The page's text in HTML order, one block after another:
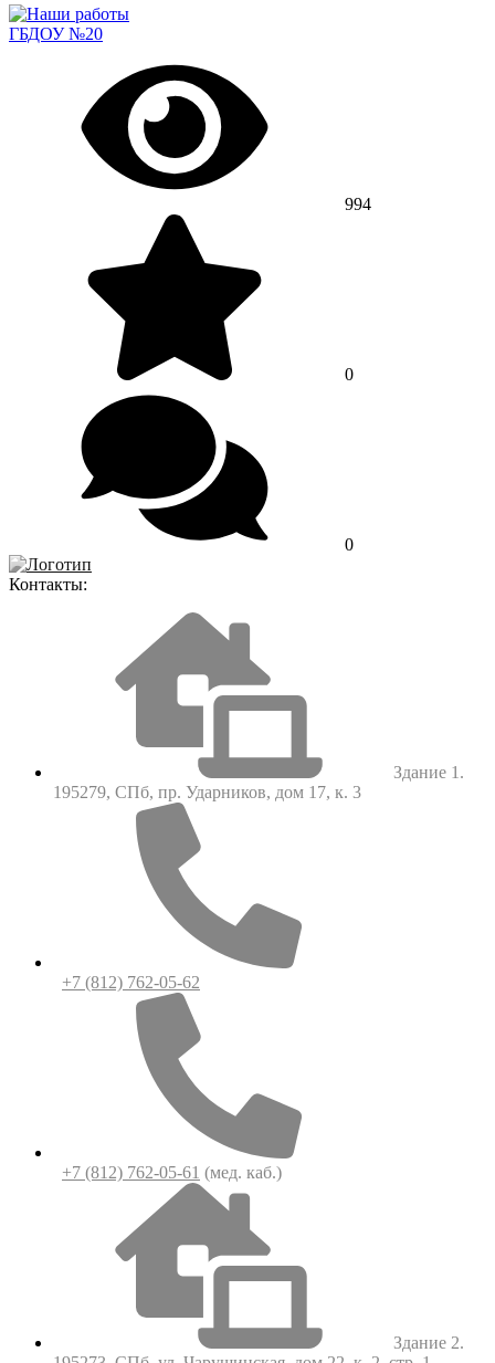
ГБДОУ №20
994
0
0
Контакты:
Здание 1.
195279, СПб, пр. Ударников, дом 17, к. 3
+7 (812) 762-05-62
+7 (812) 762-05-61 (мед. каб.)
Здание 2.